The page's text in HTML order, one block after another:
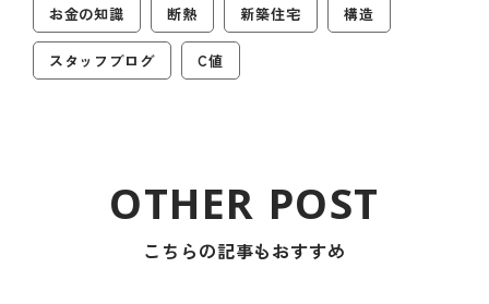
お金の知識 断熱 新築住宅 構造
スタッフブログ C値
こちらの記事もおすすめ